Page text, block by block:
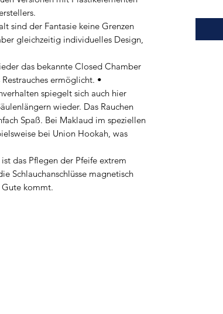
sind der Fantasie keine Grenzen
gleichzeitig individuelles Design,
das bekannte Closed Chamber
ermöglicht. •
spiegelt sich auch hier
wieder. Das Rauchen
Spaß. Bei Maklaud im speziellen
bei Union Hookah, was
das Pflegen der Pfeife extrem
Schlauchanschlüsse magnetisch
Gute kommt.